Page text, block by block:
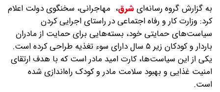
به گزارش گروه رسانه‌ایشرق، مهاجرانی، سخنگوی دولت اعلام
کرد: وزارت کار و رفاه اجتماعی در راستای اجرایی کردن
سیاست‌های حمایتی خود، بسته‌هایی برای حمایت از مادران
باردار و کودکان زیر ۵ سال دارای سوء تغذیه طراحی کرده است.
یکی از این سیاست‌ها، کارت امید مادر است که با هدف ارتقای
امنیت غذایی و بهبود سلامت مادر و کودک راه‌اندازی شده
است.